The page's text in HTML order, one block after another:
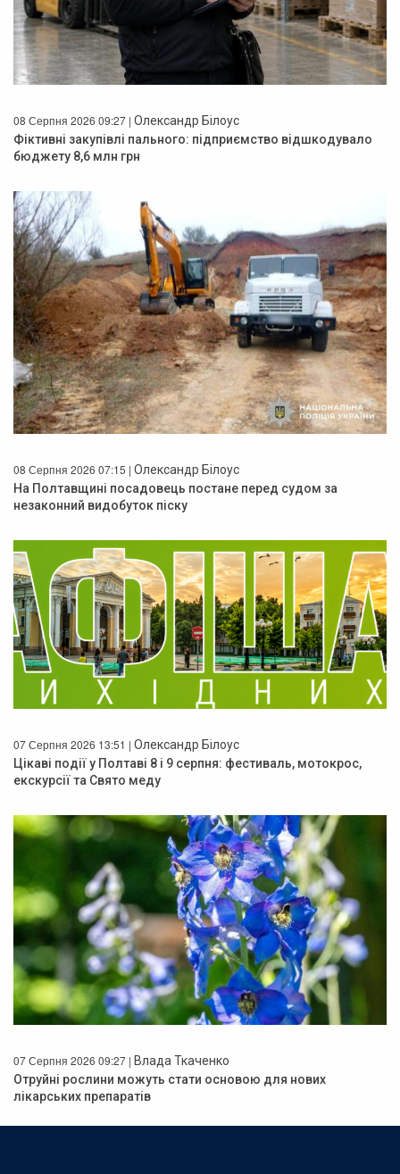
08 Серпня 2026 09:27 | Олександр Білоус
Фіктивні закупівлі пального: підприємство відшкодувало
бюджету 8,6 млн грн
08 Серпня 2026 07:15 | Олександр Білоус
На Полтавщині посадовець постане перед судом за
незаконний видобуток піску
07 Серпня 2026 13:51 | Олександр Білоус
Цікаві події у Полтаві 8 і 9 серпня: фестиваль, мотокрос,
екскурсії та Свято меду
07 Серпня 2026 09:27 | Влада Ткаченко
Отруйні рослини можуть стати основою для нових
лікарських препаратів